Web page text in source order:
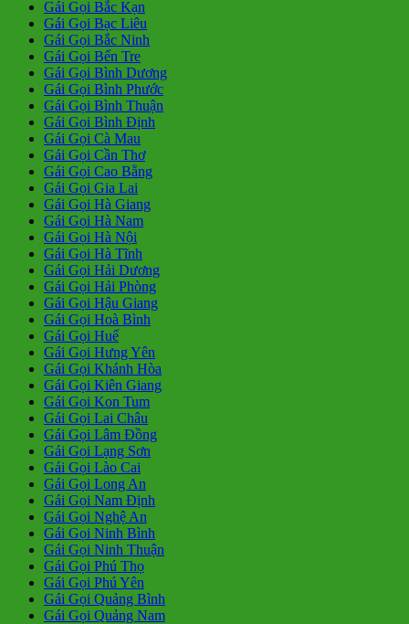
Gái Gọi Bắc Kạn
Gái Gọi Bạc Liêu
Gái Gọi Bắc Ninh
Gái Gọi Bến Tre
Gái Gọi Bình Dương
Gái Gọi Bình Phước
Gái Gọi Bình Thuận
Gái Gọi Bình Định
Gái Gọi Cà Mau
Gái Gọi Cần Thơ
Gái Gọi Cao Bằng
Gái Gọi Gia Lai
Gái Gọi Hà Giang
Gái Gọi Hà Nam
Gái Gọi Hà Nội
Gái Gọi Hà Tĩnh
Gái Gọi Hải Dương
Gái Gọi Hải Phòng
Gái Gọi Hậu Giang
Gái Gọi Hoà Bình
Gái Gọi Huế
Gái Gọi Hưng Yên
Gái Gọi Khánh Hòa
Gái Gọi Kiên Giang
Gái Gọi Kon Tum
Gái Gọi Lai Châu
Gái Gọi Lâm Đồng
Gái Gọi Lạng Sơn
Gái Gọi Lào Cai
Gái Gọi Long An
Gái Gọi Nam Định
Gái Gọi Nghệ An
Gái Gọi Ninh Bình
Gái Gọi Ninh Thuận
Gái Gọi Phú Thọ
Gái Gọi Phú Yên
Gái Gọi Quảng Bình
Gái Gọi Quảng Nam